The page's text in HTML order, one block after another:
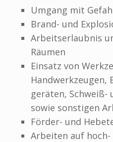
Umgang mit
Brand- und
Arbeitserlaubnis
Räumen
Einsatz von
Handwerkzeugen,
geräten, Schweiß-
sowie sonstigen
Förder- und
Arbeiten auf